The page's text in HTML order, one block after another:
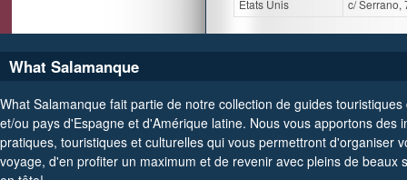
Etats Unis
c/ Serrano,
What Salamanque
What Salamanque fait partie de notre collection de guides touristiques
et/ou pays d'Espagne et d'Amérique latine. Nous vous apportons des
pratiques, touristiques et culturelles qui vous permettront d'organiser
voyage, d'en profiter un maximum et de revenir avec pleins de beaux